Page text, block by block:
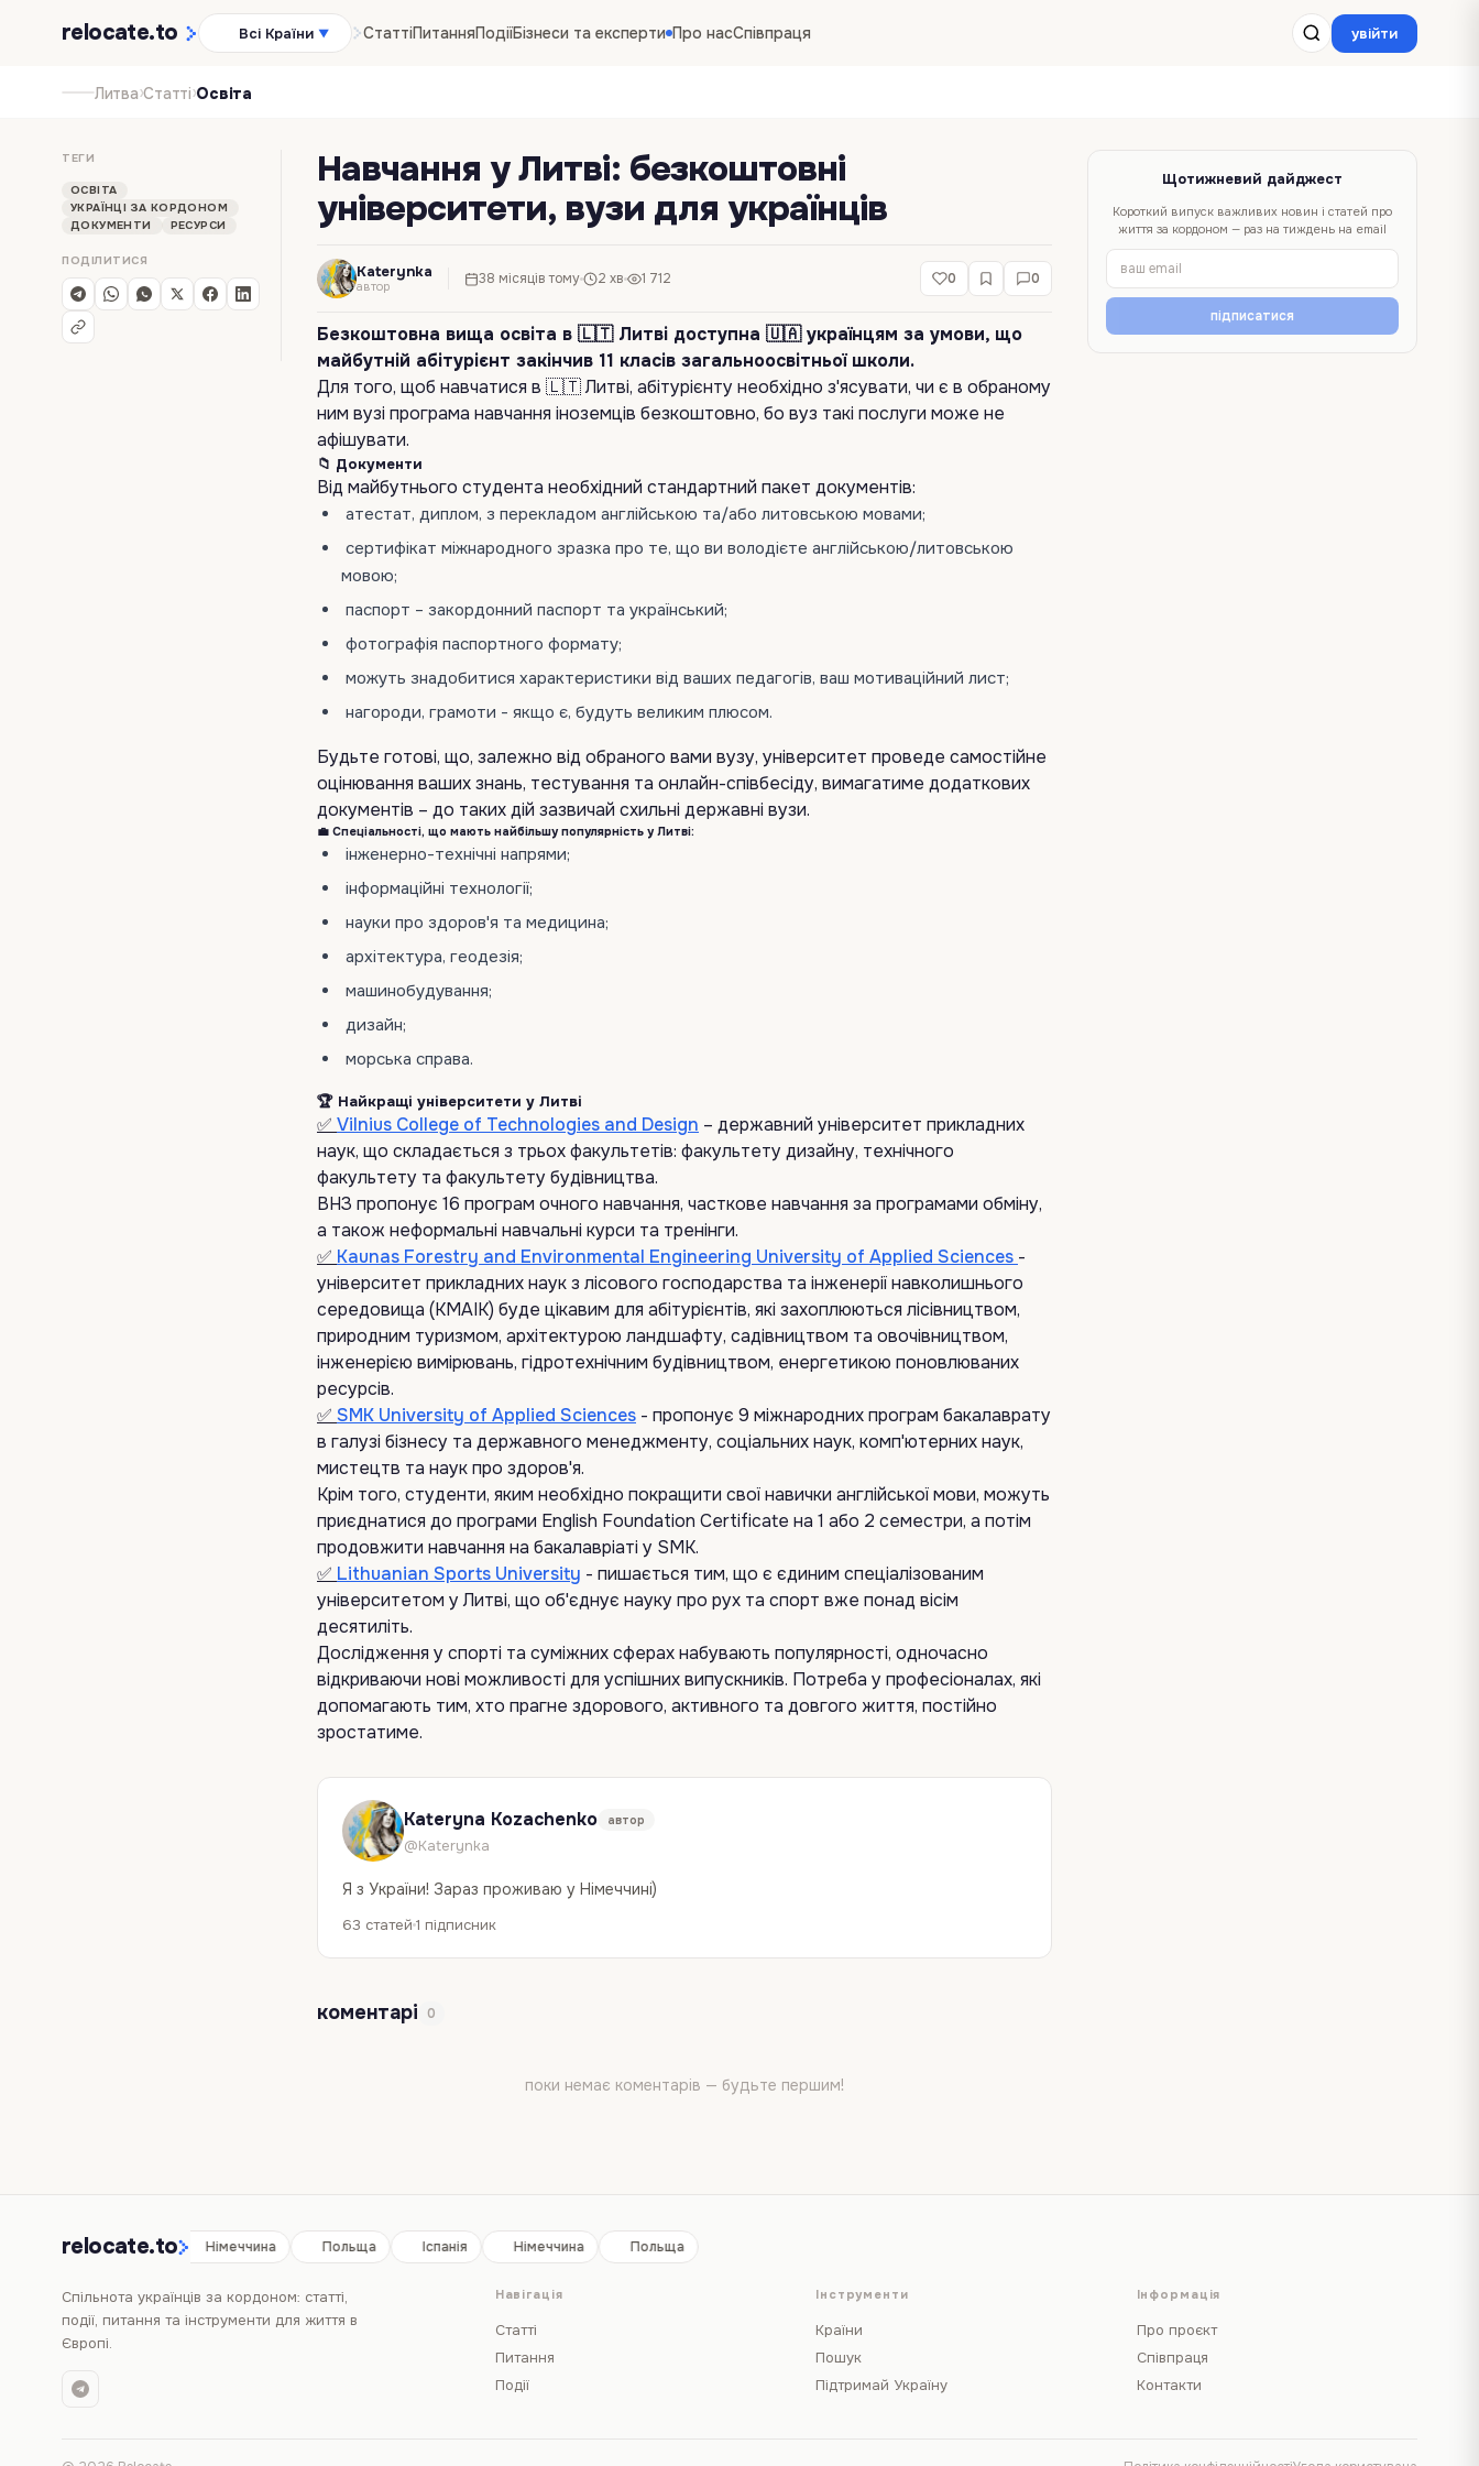
relocate.to Всі Країни ▼ СтаттіПитанняПодіїБізнеси та експерти Про насСпівпраця увійти
Литва›Статті›Освіта
ТЕГИ
ОСВІТА
УКРАЇНЦІ ЗА КОРДОНОМ
ДОКУМЕНТИ
РЕСУРСИ
ПОДІЛИТИСЯ
Навчання у Литві: безкоштовні
університети, вузи для українців
Katerynka
автор 38 місяців тому 2 хв 1 712 0 0
Безкоштовна вища освіта в 🇱🇹 Литві доступна 🇺🇦 українцям за умови, що
майбутній абітурієнт закінчив 11 класів загальноосвітньої школи.
Для того, щоб навчатися в 🇱🇹 Литві, абітурієнту необхідно з'ясувати, чи є в обраному
ним вузі програма навчання іноземців безкоштовно, бо вуз такі послуги може не
афішувати.
📁 Документи
Від майбутнього студента необхідний стандартний пакет документів:
атестат, диплом, з перекладом англійською та/або литовською мовами;
сертифікат міжнародного зразка про те, що ви володієте англійською/литовською
мовою;
паспорт – закордонний паспорт та український;
фотографія паспортного формату;
можуть знадобитися характеристики від ваших педагогів, ваш мотиваційний лист;
нагороди, грамоти - якщо є, будуть великим плюсом.
Будьте готові, що, залежно від обраного вами вузу, університет проведе самостійне
оцінювання ваших знань, тестування та онлайн-співбесіду, вимагатиме додаткових
документів – до таких дій зазвичай схильні державні вузи.
💼 Спеціальності, що мають найбільшу популярність у Литві:
інженерно-технічні напрями;
інформаційні технології;
науки про здоров'я та медицина;
архітектура, геодезія;
машинобудування;
дизайн;
морська справа.
🏆 Найкращі університети у Литві
✅ Vilnius College of Technologies and Design – державний університет прикладних
наук, що складається з трьох факультетів: факультету дизайну, технічного
факультету та факультету будівництва.
ВНЗ пропонує 16 програм очного навчання, часткове навчання за програмами обміну,
а також неформальні навчальні курси та тренінги.
✅ Kaunas Forestry and Environmental Engineering University of Applied Sciences -
університет прикладних наук з лісового господарства та інженерії навколишнього
середовища (KMAIK) буде цікавим для абітурієнтів, які захоплюються лісівництвом,
природним туризмом, архітектурою ландшафту, садівництвом та овочівництвом,
інженерією вимірювань, гідротехнічним будівництвом, енергетикою поновлюваних
ресурсів.
✅ SMK University of Applied Sciences - пропонує 9 міжнародних програм бакалаврату
в галузі бізнесу та державного менеджменту, соціальних наук, комп'ютерних наук,
мистецтв та наук про здоров'я.
Крім того, студенти, яким необхідно покращити свої навички англійської мови, можуть
приєднатися до програми English Foundation Certificate на 1 або 2 семестри, а потім
продовжити навчання на бакалавріаті у SMK.
✅ Lithuanian Sports University - пишається тим, що є єдиним спеціалізованим
університетом у Литві, що об'єднує науку про рух та спорт вже понад вісім
десятиліть.
Дослідження у спорті та суміжних сферах набувають популярності, одночасно
відкриваючи нові можливості для успішних випускників. Потреба у професіоналах, які
допомагають тим, хто прагне здорового, активного та довгого життя, постійно
зростатиме.
Kateryna Kozachenko автор
@Katerynka
Я з України! Зараз проживаю у Німеччині)
63 статей 1 підписник
коментарі 0
поки немає коментарів — будьте першим!
Щотижневий дайджест
Короткий випуск важливих новин і статей про
життя за кордоном — раз на тиждень на email
підписатися
relocate.to
Іспанія Німеччина Польща Іспанія Німеччина Польща
Спільнота українців за кордоном: статті,
події, питання та інструменти для життя в
Європі.
Навігація
Статті
Питання
Події
Інструменти
Країни
Пошук
Підтримай Україну
Інформація
Про проєкт
Співпраця
Контакти